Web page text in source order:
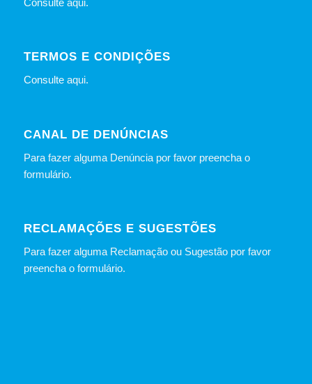
TERMOS E CONDIÇÕES
Consulte aqui.
CANAL DE DENÚNCIAS
Para fazer alguma Denúncia por favor preencha o
formulário.
RECLAMAÇÕES E SUGESTÕES
Para fazer alguma Reclamação ou Sugestão por favor
preencha o formulário.